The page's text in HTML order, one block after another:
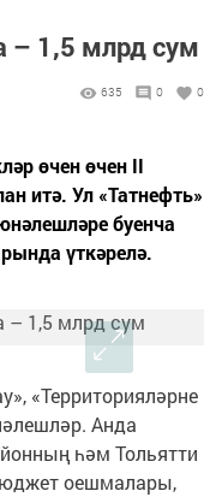
– 1,5 млрд сум
635 0 0
өчен өчен II
итә. Ул «Татнефть»
буенча
үткәрелә.
«Территорияләрне
Анда
һәм Тольятти
оешмалары,